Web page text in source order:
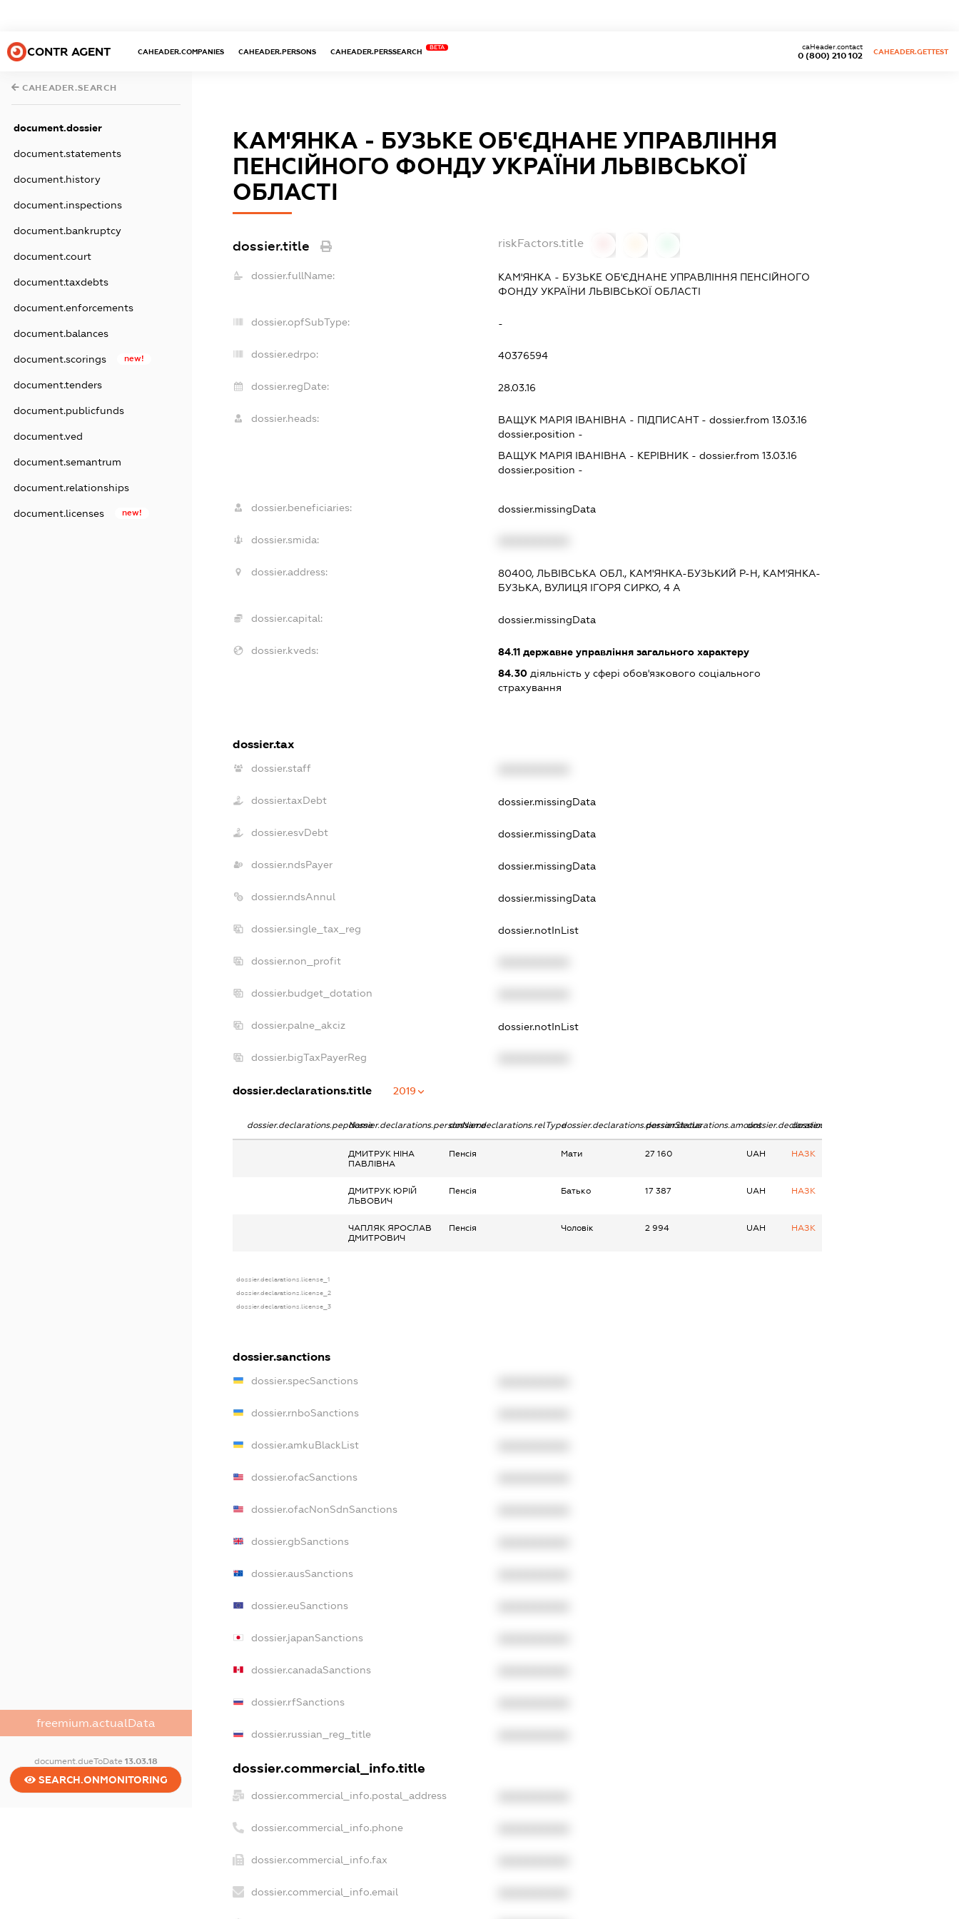
CONTR AGENT CAHEADER.COMPANIES CAHEADER.PERSONS CAHEADER.PERSSEARCH
BETA
0 (800) 210 102
caHeader.contact
CAHEADER.GETTEST
CAHEADER.SEARCH
document.dossier
document.statements
document.history
document.inspections
document.bankruptcy
document.court
document.taxdebts
document.enforcements
document.balances
document.scorings new!
document.tenders
document.publicfunds
document.ved
document.semantrum
document.relationships
document.licenses new!
freemium.actualData
document.dueToDate 13.03.18
SEARCH.ONMONITORING
КАМ'ЯНКА - БУЗЬКЕ ОБ'ЄДНАНЕ УПРАВЛІННЯ
ПЕНСІЙНОГО ФОНДУ УКРАЇНИ ЛЬВІВСЬКОЇ
ОБЛАСТІ
dossier.title riskFactors.title
dossier.fullName:
КАМ'ЯНКА - БУЗЬКЕ ОБ'ЄДНАНЕ УПРАВЛІННЯ ПЕНСІЙНОГО
ФОНДУ УКРАЇНИ ЛЬВІВСЬКОЇ ОБЛАСТІ
dossier.opfSubType: -
dossier.edrpo: 40376594
dossier.regDate: 28.03.16
dossier.heads: ВАЩУК МАРІЯ ІВАНІВНА - ПІДПИСАНТ- dossier.from 13.03.16
dossier.position -
ВАЩУК МАРІЯ ІВАНІВНА - КЕРІВНИК - dossier.from 13.03.16
dossier.position -
dossier.beneficiaries: dossier.missingData
dossier.smida:
dossier.address:
80400, ЛЬВІВСЬКА ОБЛ., КАМ'ЯНКА-БУЗЬКИЙ Р-Н, КАМ'ЯНКА-
БУЗЬКА, ВУЛИЦЯ ІГОРЯ СИРКО, 4 А
dossier.capital: dossier.missingData
dossier.kveds: 84.11державне управління загального характеру
84.30діяльність у сфері обов'язкового соціального
страхування
dossier.tax
dossier.staff
dossier.taxDebt dossier.missingData
dossier.esvDebt dossier.missingData
dossier.ndsPayer dossier.missingData
dossier.ndsAnnul dossier.missingData
dossier.single_tax_reg dossier.notInList
dossier.non_profit
dossier.budget_dotation
dossier.palne_akciz dossier.notInList
dossier.bigTaxPayerReg
dossier.declarations.title 2019
dossier.declarations.pepNamedossier.declarations.personNamedossier.declarations.relTypedossier.declarations.personStatusdossier.declarations.amountdossier.declarations.currency
dossier.declarations.source
ДМИТРУК НІНА
ПАВЛІВНА
Пенсія Мати 27 160 UAH НАЗК
ДМИТРУК ЮРІЙ
ЛЬВОВИЧ
Пенсія Батько 17 387 UAH НАЗК
ЧАПЛЯК ЯРОСЛАВ
ДМИТРОВИЧ
Пенсія Чоловік 2 994 UAH НАЗК
dossier.declarations.license_1
dossier.declarations.license_2
dossier.declarations.license_3
dossier.sanctions
dossier.specSanctions
dossier.rnboSanctions
dossier.amkuBlackList
dossier.ofacSanctions
dossier.ofacNonSdnSanctions
dossier.gbSanctions
dossier.ausSanctions
dossier.euSanctions
dossier.japanSanctions
dossier.canadaSanctions
dossier.rfSanctions
dossier.russian_reg_title
dossier.commercial_info.title
dossier.commercial_info.postal_address
dossier.commercial_info.phone
dossier.commercial_info.fax
dossier.commercial_info.email